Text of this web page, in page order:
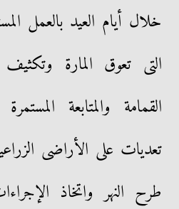
خلال أيام العيد بالعمل
التى تعوق المارة
القمامة والمتابعة
تعديات على الأراضى
طرح النهر واتخاذ